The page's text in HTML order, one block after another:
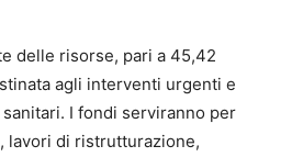
delle risorse, pari a 45,42
agli interventi urgenti e
I fondi serviranno per
lavori di ristrutturazione,